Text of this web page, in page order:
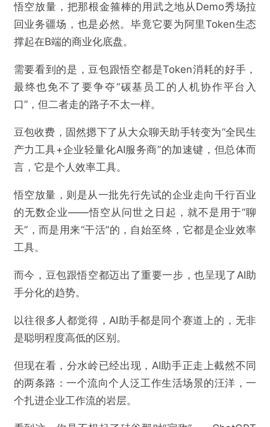
悟空放量，把那根金箍棒的用武之地从Demo秀场拉
回业务疆场，也是必然。毕竟它要为阿里Token生态
撑起在B端的商业化底盘。
需要看到的是，豆包跟悟空都是Token消耗的好手，
最终也免不了要争夺“碳基员工的人机协作平台入
口”，但二者走的路子不太一样。
豆包收费，固然摁下了从大众聊天助手转变为“全民生
产力工具+企业轻量化AI服务商”的加速键，但总体而
言，它是个人效率工具。
悟空放量，则是从一批先行先试的企业走向千行百业
的无数企业——悟空从问世之日起，就不是用于“聊
天”，而是用来“干活”的，自始至终，它都是企业效率
工具。
而今，豆包跟悟空都迈出了重要一步，也呈现了AI助
手分化的趋势。
以往很多人都觉得，AI助手都是同个赛道上的，无非
是聪明程度高低的区别。
但现在看，分水岭已经出现，AI助手正走上截然不同
的两条路：一个流向个人泛工作生活场景的汪洋，一
个扎进企业工作流的岩层。